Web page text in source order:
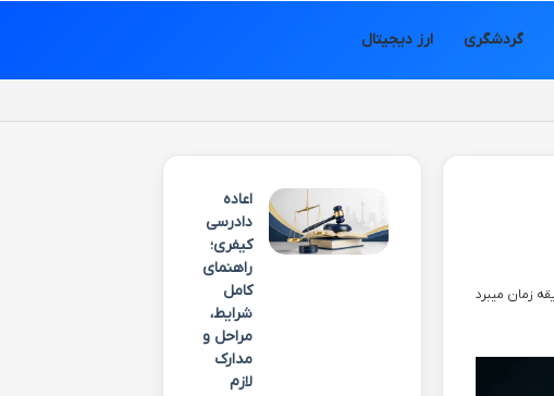
گردشگری ارز دیجیتال
اعاده
دادرسی
کیفری؛
راهنمای
کامل
شرایط،
مراحل و
مدارک
لازم